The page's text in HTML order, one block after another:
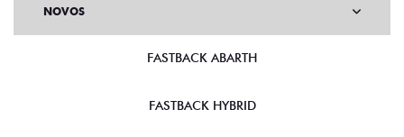
NOVOS
FASTBACK ABARTH
FASTBACK HYBRID